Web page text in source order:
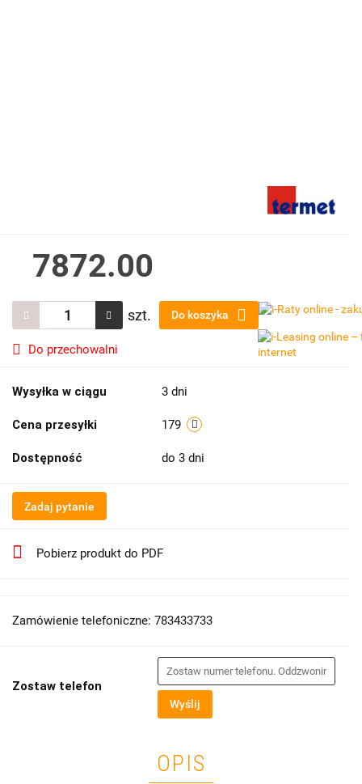
7872.00
szt. Do koszyka
Do przechowalni
Wysyłka w ciągu 3 dni
Cena przesyłki 179
Dostępność do 3 dni
Zadaj pytanie
Pobierz produkt do PDF
Zamówienie telefoniczne: 783433733
Zostaw telefon
Wyślij
OPIS